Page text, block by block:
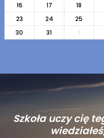
16
17 18
23
24 25
30
31 1
Szkoła uczy cię